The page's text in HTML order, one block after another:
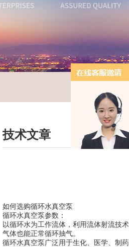
技术文章
如何选购循环水真空泵
循环水真空泵参数：
以循环水为工作流体，利用流体射流技
气体也能正常循环抽气。
循环水真空泵广泛用于生化、医学、制